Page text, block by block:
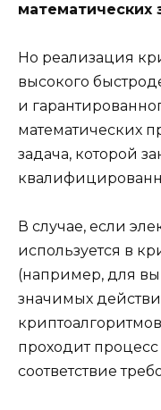
математических
Но реализация
высокого
и
математических
задача, которой
В случае, если
используется в
(например, для
значимых
проходит
соответствие